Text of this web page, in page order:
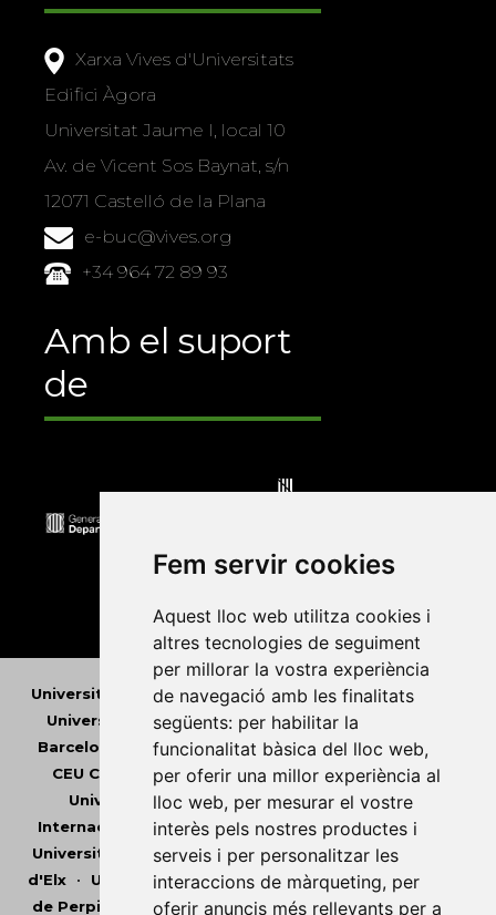
Fem servir cookies
Aquest lloc web utilitza cookies i
altres tecnologies de seguiment
per millorar la vostra experiència
de navegació amb les finalitats
següents: per habilitar la
funcionalitat bàsica del lloc web,
per oferir una millor experiència al
lloc web, per mesurar el vostre
interès pels nostres productes i
serveis i per personalitzar les
interaccions de màrqueting, per
oferir anuncis més rellevants per a
Xarxa Vives d'Universitats
Edifici Àgora
Universitat Jaume I, local 10
Av. de Vicent Sos Baynat, s/n
12071 Castelló de la Plana
e-buc@vives.org
+34 964 72 89 93
Amb el suport
de
Universitat Abat Oliba CEU•Universitat d'Alacant
Universitat d'Andorra•Universitat Autònoma de
Barcelona
Universitat de Barcelona•Universitat
CEU Cardenal Herrera•Universitat de Girona •
Universitat de les Illes Balears• Universitat
Internacional de Catalunya•Universitat Jaume I
Universitat de Lleida• Universitat Miguel Hernández
d'Elx• Universitat Oberta de Catalunya•Universitat
de Perpinyà Via Domitia•Universitat Politècnica de